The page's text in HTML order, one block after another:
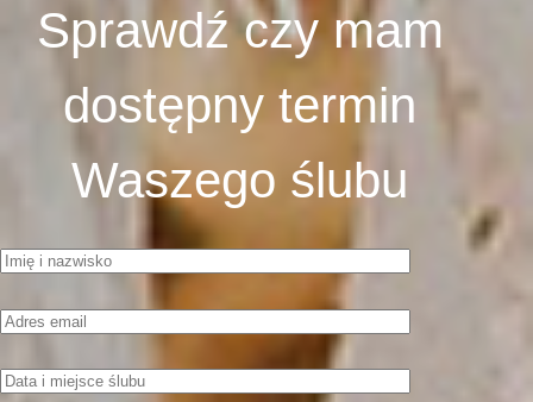
Sprawdź czy mam
dostępny termin
Waszego ślubu